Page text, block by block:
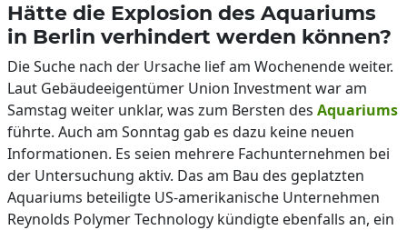
Hätte die Explosion des Aquariums
in Berlin verhindert werden können?
Die Suche nach der Ursache lief am Wochenende weiter.
Laut Gebäudeeigentümer Union Investment war am
Samstag weiter unklar, was zum Bersten des Aquariums
führte. Auch am Sonntag gab es dazu keine neuen
Informationen. Es seien mehrere Fachunternehmen bei
der Untersuchung aktiv. Das am Bau des geplatzten
Aquariums beteiligte US-amerikanische Unternehmen
Reynolds Polymer Technology kündigte ebenfalls an, ein